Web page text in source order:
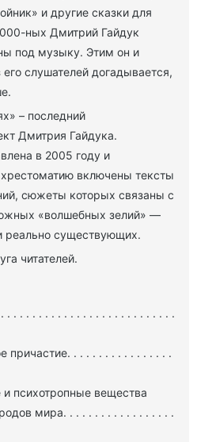
и другие сказки для
ных Дмитрий Гайдук
под музыку. Этим он и
слушателей догадывается,
– последний
Дмитрия Гайдука.
в 2005 году и
включены тексты
сюжеты которых связаны с
«волшебных зелий» —
существующих.
читателей.
. . . . . . . . . . . . . . . . . . . . . . . . . . .
причастие. . . . . . . . . . . . . . . . .
и психотропные вещества
мира. . . . . . . . . . . . . . . . . .